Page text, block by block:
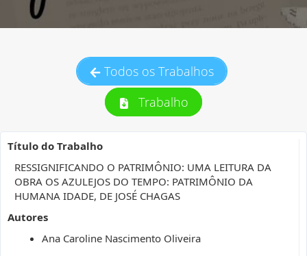
Todos os Trabalhos
Trabalho
Título do Trabalho
RESSIGNIFICANDO O PATRIMÔNIO: UMA LEITURA DA
OBRA OS AZULEJOS DO TEMPO: PATRIMÔNIO DA
HUMANA IDADE, DE JOSÉ CHAGAS
Autores
Ana Caroline Nascimento Oliveira